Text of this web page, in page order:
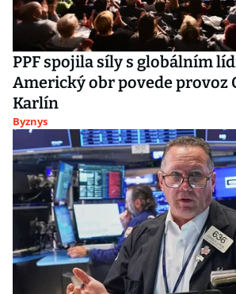
PPF spojila síly s globálním
Americký obr povede provoz
Karlín
Byznys